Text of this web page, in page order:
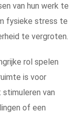
van hun werk te
fysieke stress te
te vergroten.
rol spelen
is voor
van
of een